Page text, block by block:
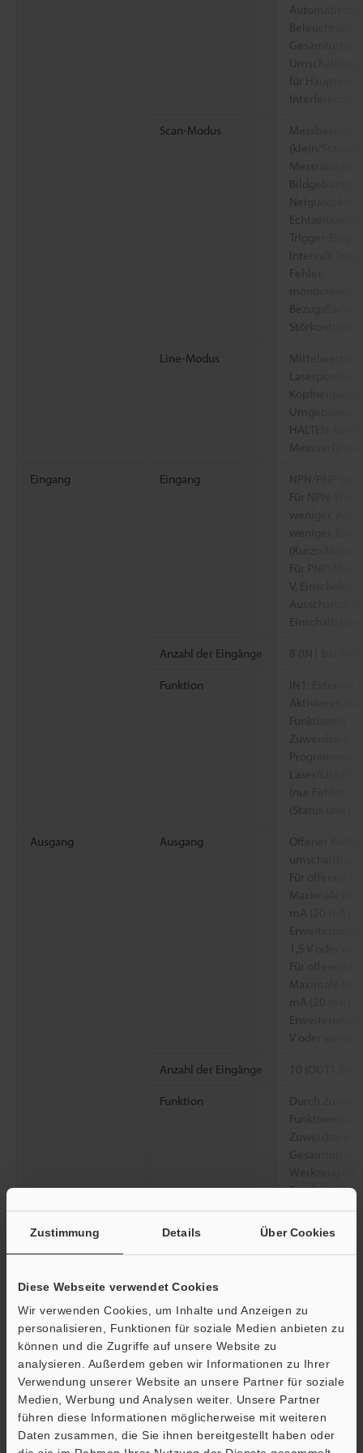
Zustimmung Details Über Cookies
Diese Webseite verwendet Cookies
Wir verwenden Cookies, um Inhalte und Anzeigen zu
personalisieren, Funktionen für soziale Medien anbieten zu
können und die Zugriffe auf unsere Website zu
analysieren. Außerdem geben wir Informationen zu Ihrer
Verwendung unserer Website an unsere Partner für soziale
Medien, Werbung und Analysen weiter. Unsere Partner
führen diese Informationen möglicherweise mit weiteren
Daten zusammen, die Sie ihnen bereitgestellt haben oder
Beleuchtung
für
Scan-Modus
Messbereich,
(klein/
Trigger-
Fehler,
Störkonturen,
Line-Modus
HALTEN-
Eingang Eingang
Für NPN:
weniger,
weniger,
(Kurzschluss)
Für PNP:
V,
Anzahl der Eingänge 8 (IN1 bis IN8)
Funktion
Aktivieren
Funktionen
Zuweisbare
(nur Fehler),
(Status und
Ausgang Ausgang
Offener
umschaltbar,
Für offenen
Maximale
mA (20 mA
Für offenen
Maximale
mA (20 mA
V oder
Anzahl der Eingänge
Funktion
Durch
Funktionen
Zuweisbare
Werkzeug OK/
Ergebnis
S/W-
Analogspannungsausgang Nicht
Analogstromausgang
Anzahl der Programme
Statistische Informationen
Scan-Modus:
Support